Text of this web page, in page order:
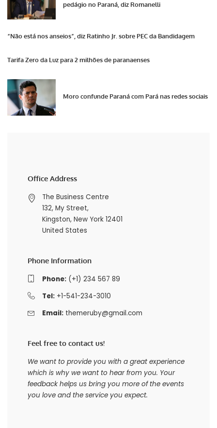
pedágio no Paraná, diz Romanelli
“Não está nos anseios”, diz Ratinho Jr. sobre PEC da Bandidagem
Tarifa Zero da Luz para 2 milhões de paranaenses
Moro confunde Paraná com Pará nas redes sociais
Office Address
The Business Centre
132, My Street,
Kingston, New York 12401
United States
Phone Information
Phone:(+1) 234 567 89
Tel:+1-541-234-3010
Email: themeruby@gmail.com
Feel free to contact us!
We want to provide you with a great experience
which is why we want to hear from you. Your
feedback helps us bring you more of the events
you love and the service you expect.